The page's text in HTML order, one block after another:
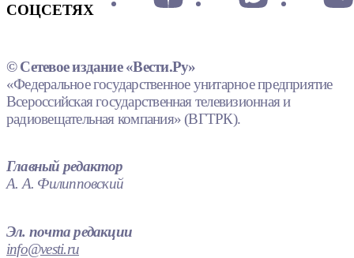
СОЦСЕТЯХ
© Сетевое издание «Вести.Ру»
«Федеральное государственное унитарное предприятие
Всероссийская государственная телевизионная и
радиовещательная компания» (ВГТРК).
Главный редактор
А. А. Филипповский
Эл. почта редакции
info@vesti.ru